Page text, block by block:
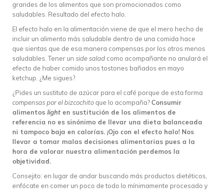
grandes de los alimentos que son promocionados como
saludables. Resultado del efecto halo.
El efecto halo en la alimentación viene de que el mero hecho de
incluir un alimento más saludable dentro de una comida hace
que sientas que de esa manera compensas por los otros menos
saludables. Tener un side salad como acompañante no anulará el
efecto de haber comido unos tostones bañados en mayo
ketchup. ¿Me sigues?
¿Pides un sustituto de azúcar para el café porque de esta forma
compensas por el bizcochito que lo acompaña? Consumir
alimentos light en sustitución de los alimentos de
referencia no es sinónimo de llevar una dieta balanceada
ni tampoco baja en calorías. ¡Ojo con el efecto halo! Nos
llevar a tomar malas decisiones alimentarias pues a la
hora de valorar nuestra alimentación perdemos la
objetividad.
Consejito: en lugar de andar buscando más productos dietéticos,
enfócate en comer un poco de todo lo mínimamente procesado y